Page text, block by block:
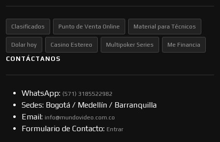
Clasificados Punto de Venta Online Material para Técnicos
Dolar hoy Casino Estereo Multipoker Series Me Financia
CONTÁCTANOS
WhatsApp: (57​​1) 3185522982
Sedes: Bogotá / Medellín / Barranquilla
Email: info@mundovideo.com.co
Formulario de Contacto: Entrar